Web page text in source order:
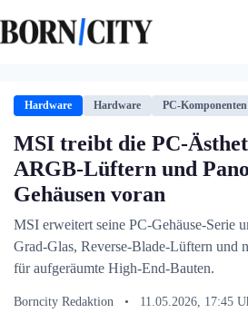
Inhalt
springen
Hardware Hardware PC-Komponenten
MSI treibt die PC-
ARGB-Lüftern und
Gehäusen voran
MSI erweitert seine PC-Gehäuse-Serie
Grad-Glas, Reverse-Blade-Lüftern und
für aufgeräumte High-End-Bauten.
Borncity Redaktion • 11.05.2026, 17:45